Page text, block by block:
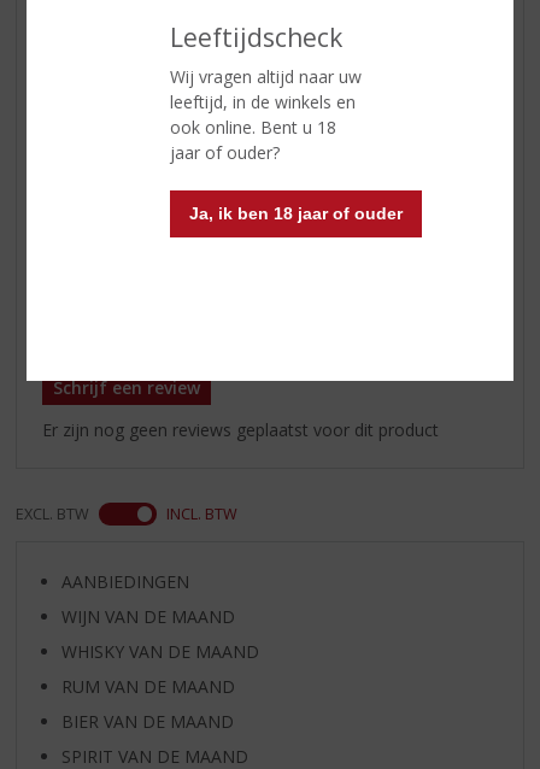
Leeftijdscheck
Wij vragen altijd naar uw
leeftijd, in de winkels en
ook online. Bent u 18
jaar of ouder?
Ja, ik ben 18 jaar of ouder
ETIKETINFORMATIE
Land van Herkomst
Schotland
70 CL
Alcoholpercentage
40% vol
Blended
Smaaktype Whisky
Vol & Rijk
Schrijf een review
Er zijn nog geen reviews geplaatst voor dit product
EXCL. BTW INCL. BTW
AANBIEDINGEN
WIJN VAN DE MAAND
WHISKY VAN DE MAAND
RUM VAN DE MAAND
BIER VAN DE MAAND
SPIRIT VAN DE MAAND